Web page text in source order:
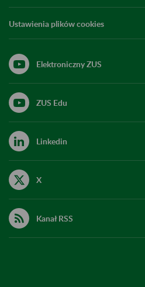
Ustawienia plików cookies
Elektroniczny ZUS
ZUS Edu
Linkedin
X
Kanał RSS